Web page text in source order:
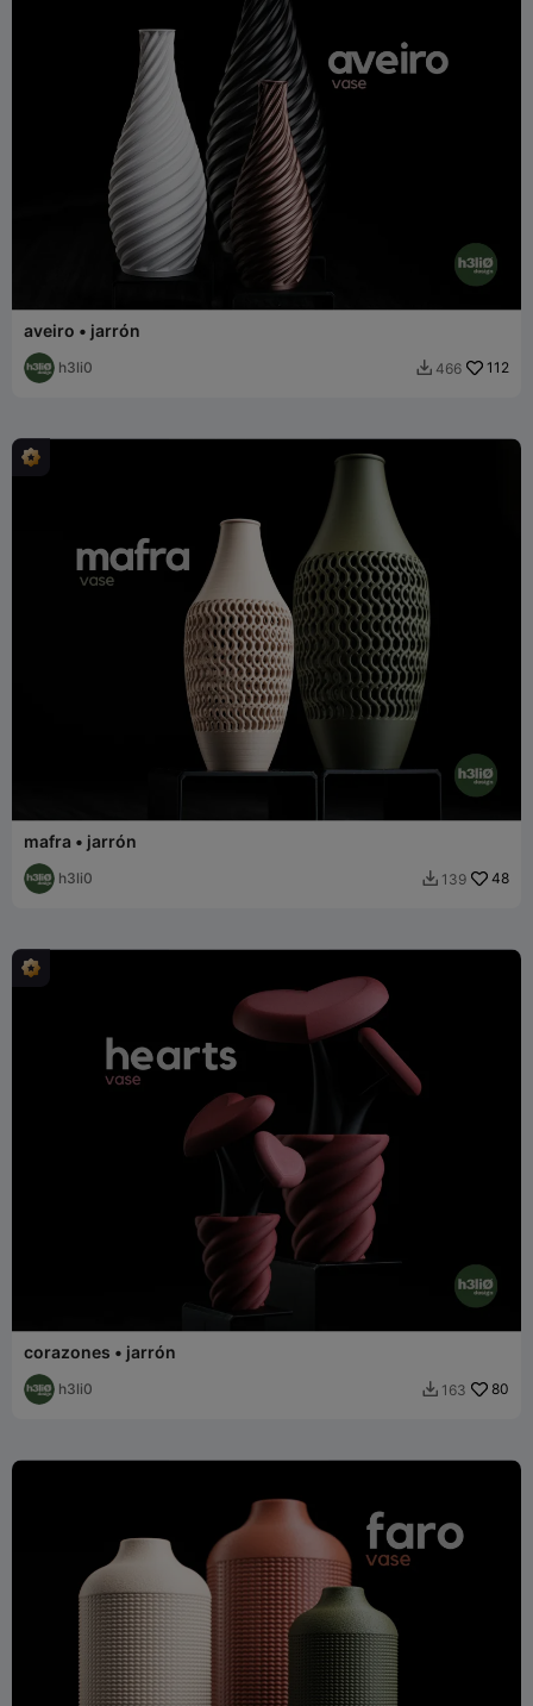
aveiro • jarrón
h3li0  466 112
mafra • jarrón
h3li0  139 48
corazones • jarrón
h3li0  163 80